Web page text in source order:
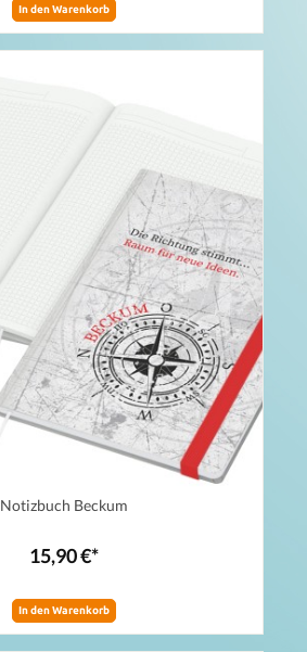
In den Warenkorb
Notizbuch Beckum
15,90 €*
In den Warenkorb